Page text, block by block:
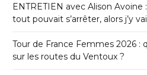
ENTRETIEN avec Alison Avoine
tout pouvait s’arrêter, alors j’y
Tour de France Femmes 2026 :
sur les routes du Ventoux ?